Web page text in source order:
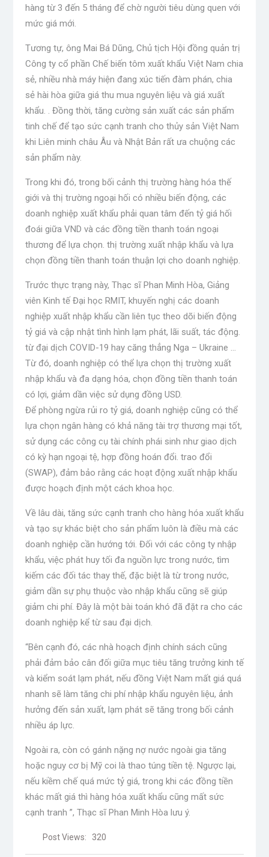
hàng từ 3 đến 5 tháng để chờ người tiêu dùng quen với
mức giá mới.
Tương tự, ông Mai Bá Dũng, Chủ tịch Hội đồng quản trị
Công ty cổ phần Chế biến tôm xuất khẩu Việt Nam chia
sẻ, nhiều nhà máy hiện đang xúc tiến đàm phán, chia
sẻ hài hòa giữa giá thu mua nguyên liệu và giá xuất
khẩu. . Đồng thời, tăng cường sản xuất các sản phẩm
tinh chế để tạo sức cạnh tranh cho thủy sản Việt Nam
khi Liên minh châu Âu và Nhật Bản rất ưa chuộng các
sản phẩm này.
Trong khi đó, trong bối cảnh thị trường hàng hóa thế
giới và thị trường ngoại hối có nhiều biến động, các
doanh nghiệp xuất khẩu phải quan tâm đến tỷ giá hối
đoái giữa VND và các đồng tiền thanh toán ngoại
thương để lựa chọn. thị trường xuất nhập khẩu và lựa
chọn đồng tiền thanh toán thuận lợi cho doanh nghiệp.
Trước thực trạng này, Thạc sĩ Phan Minh Hòa, Giảng
viên Kinh tế Đại học RMIT, khuyến nghị các doanh
nghiệp xuất nhập khẩu cần liên tục theo dõi biến động
tỷ giá và cập nhật tình hình lạm phát, lãi suất, tác động.
từ đại dịch COVID-19 hay căng thẳng Nga – Ukraine …
Từ đó, doanh nghiệp có thể lựa chọn thị trường xuất
nhập khẩu và đa dạng hóa, chọn đồng tiền thanh toán
có lợi, giảm dần việc sử dụng đồng USD.
Để phòng ngừa rủi ro tỷ giá, doanh nghiệp cũng có thể
lựa chọn ngân hàng có khả năng tài trợ thương mại tốt,
sử dụng các công cụ tài chính phái sinh như giao dịch
có kỳ hạn ngoại tệ, hợp đồng hoán đổi. trao đổi
(SWAP), đảm bảo rằng các hoạt động xuất nhập khẩu
được hoạch định một cách khoa học.
Về lâu dài, tăng sức cạnh tranh cho hàng hóa xuất khẩu
và tạo sự khác biệt cho sản phẩm luôn là điều mà các
doanh nghiệp cần hướng tới. Đối với các công ty nhập
khẩu, việc phát huy tối đa nguồn lực trong nước, tìm
kiếm các đối tác thay thế, đặc biệt là từ trong nước,
giảm dần sự phụ thuộc vào nhập khẩu cũng sẽ giúp
giảm chi phí. Đây là một bài toán khó đã đặt ra cho các
doanh nghiệp kể từ sau đại dịch.
“Bên cạnh đó, các nhà hoạch định chính sách cũng
phải đảm bảo cân đối giữa mục tiêu tăng trưởng kinh tế
và kiểm soát lạm phát, nếu đồng Việt Nam mất giá quá
nhanh sẽ làm tăng chi phí nhập khẩu nguyên liệu, ảnh
hưởng đến sản xuất, lạm phát sẽ tăng trong bối cảnh
nhiều áp lực.
Ngoài ra, còn có gánh nặng nợ nước ngoài gia tăng
hoặc nguy cơ bị Mỹ coi là thao túng tiền tệ. Ngược lại,
nếu kiềm chế quá mức tỷ giá, trong khi các đồng tiền
khác mất giá thì hàng hóa xuất khẩu cũng mất sức
cạnh tranh ”, Thạc sĩ Phan Minh Hòa lưu ý.
Post Views: 320